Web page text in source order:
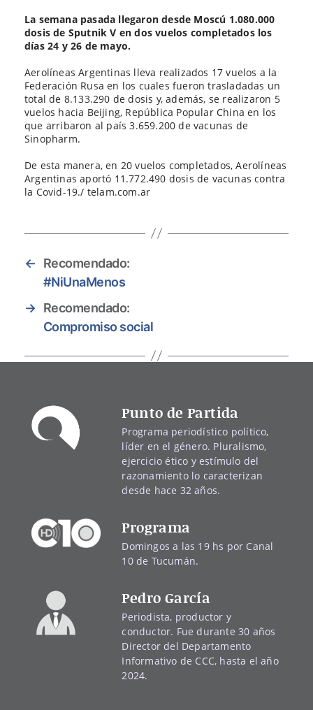
La semana pasada llegaron desde Moscú 1.080.000
dosis de Sputnik V en dos vuelos completados los
días 24 y 26 de mayo.
Aerolíneas Argentinas lleva realizados 17 vuelos a la
Federación Rusa en los cuales fueron trasladadas un
total de 8.133.290 de dosis y, además, se realizaron 5
vuelos hacia Beijing, República Popular China en los
que arribaron al país 3.659.200 de vacunas de
Sinopharm.
De esta manera, en 20 vuelos completados, Aerolíneas
Argentinas aportó 11.772.490 dosis de vacunas contra
la Covid-19./ telam.com.ar
←
Recomendado:
#NiUnaMenos
→ Recomendado:
Compromiso social
Punto de Partida
Programa periodístico político,
líder en el género. Pluralismo,
ejercicio ético y estímulo del
razonamiento lo caracterizan
desde hace 32 años.
Programa
Domingos a las 19 hs por Canal
10 de Tucumán.
Pedro García
Periodista, productor y
conductor. Fue durante 30 años
Director del Departamento
Informativo de CCC, hasta el año
2024.